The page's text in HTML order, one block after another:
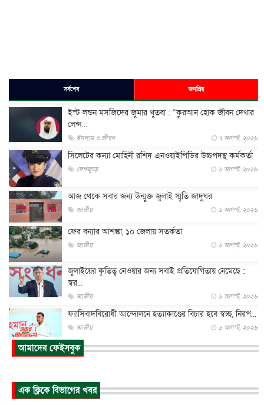
সর্বশেষ জনপ্রিয়
ইস্ট লন্ডন মসজিদের জুমার খুতবা : “কুরআন হোক জীবন দেখার
লেন্স...
ইসলাম ও জীবন ৭ আগস্ট, ২০২৬
সিলেটের কন্যা মোহিনী রশিদ এনওয়াইপিডির উচ্চপদস্থ কর্মকর্তা
দেশজুড়ে ৬ আগস্ট, ২০২৬
আজ থেকে সবার জন্য উন্মুক্ত জুলাই স্মৃতি জাদুঘর
জাতীয় ৬ আগস্ট, ২০২৬
ফের বন্যার আশঙ্কা, ১০ জেলায় সতর্কতা
জাতীয় ৬ আগস্ট, ২০২৬
জুলাইয়ের কৃতিত্ব নেওয়ার জন্য সবাই প্রতিযোগিতায় নেমেছে :
স্বর...
জাতীয় ৬ আগস্ট, ২০২৬
ফ্যাসিবাদবিরোধী আন্দোলনে হত্যাকাণ্ডের বিচার হবে স্বচ্ছ, নিরপ...
জাতীয় ৬ আগস্ট, ২০২৬
ভারত সরকারের কাছে ক্ষমা চাইলেন জাকারবার্গ
আকাশে ট্রাম্পের হেলিকপ্টার ও যাত্রীবাহী বিমান মুখোমুখি, তদন্...
আন্তর্জাতিক
আমাদের ফেইসবুক
এক ক্লিকে বিভাগের খবর